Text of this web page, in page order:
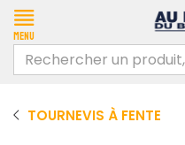
Menu
TOURNEVIS À FENTE